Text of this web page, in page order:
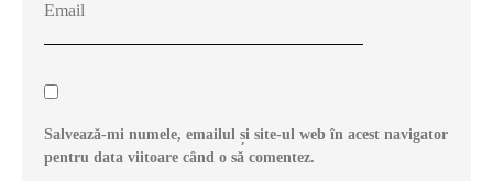
Salvează-mi numele, emailul și site-ul web în acest navigator
pentru data viitoare când o să comentez.